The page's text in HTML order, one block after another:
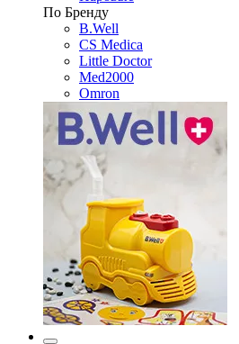
По Бренду
B.Well
CS Medica
Little Doctor
Med2000
Omron